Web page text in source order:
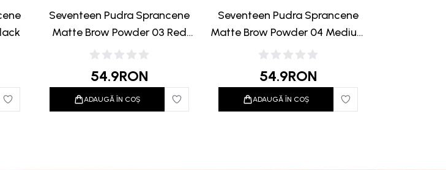
Seventeen Pudra Sprancene
Matte Brow Powder 03 Red
Brown
54.9RON
ADAUGĂ ÎN COȘ
Seventeen Pudra Sprancene
Matte Brow Powder 04 Medium
Brown
54.9RON
ADAUGĂ ÎN COȘ